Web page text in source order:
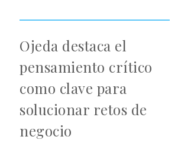
Ojeda destaca el
pensamiento crítico
como clave para
solucionar retos de
negocio